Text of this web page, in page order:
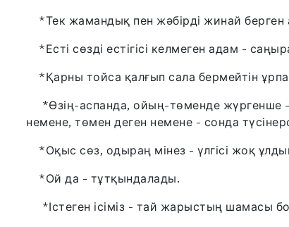
*Тек жамандық пен жəбірді жинай
*Есті сөзді естігісі келмеген адам -
*Қарны тойса қалғып сала бермейтін
*Өзің-аспанда, ойың-төменде жүргенше -
немене, төмен деген немене - сонда
*Оқыс сөз, одыраң мінез - үлгісі жоқ
*Ой да - тұтқындалады.
*Істеген ісіміз - тай жарыстың шамасы